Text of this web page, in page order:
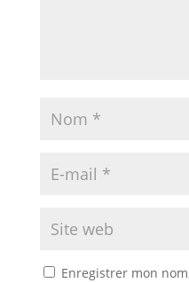
Enregistrer mon